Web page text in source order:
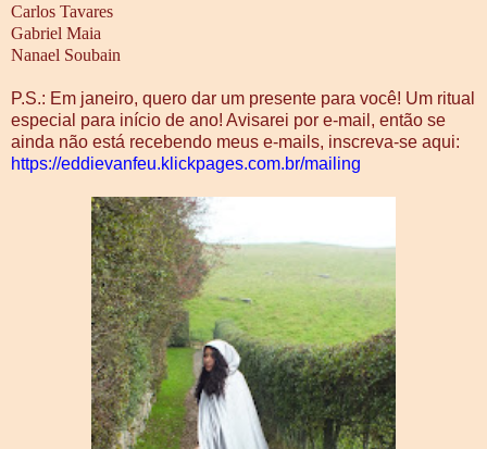
Carlos Tavares
Gabriel Maia
Nanael Soubain
P.S.: Em janeiro, quero dar um presente para você! Um ritual
especial para início de ano! Avisarei por e-mail, então se
ainda não está recebendo meus e-mails, inscreva-se aqui:
https://eddievanfeu.klickpages.com.br/mailing